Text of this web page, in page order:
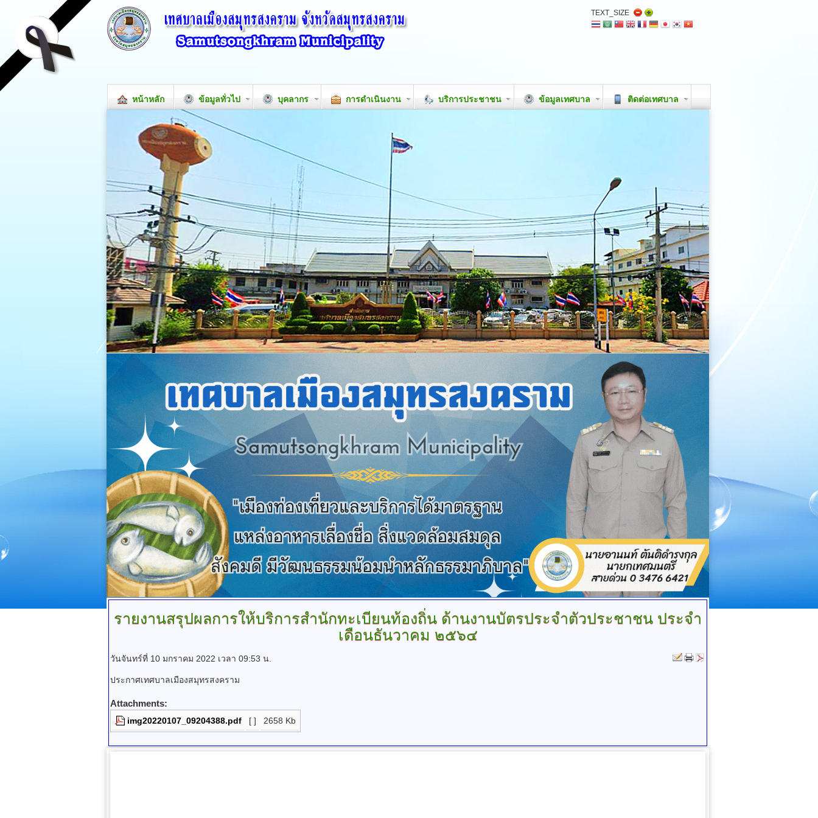
TEXT_SIZE
หน้าหลัก ข้อมูลทั่วไป บุคลากร การดำเนินงาน บริการประชาชน ข้อมูลเทศบาล ติดต่อเทศบาล
รายงานสรุปผลการให้บริการสำนักทะเบียนท้องถิ่น ด้านงานบัตรประจำตัวประชาชน ประจำ
เดือนธันวาคม ๒๕๖๔
วันจันทร์ที่ 10 มกราคม 2022 เวลา 09:53 น.
ประกาศเทศบาลเมืองสมุทรสงคราม
Attachments:
img20220107_09204388.pdf [ ] 2658 Kb